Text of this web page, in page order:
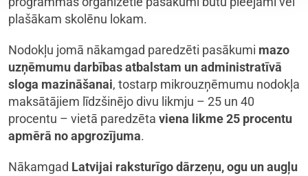
plašākam skolēnu lokam.
Nodokļu jomā nākamgad paredzēti pasākumi mazo
uzņēmumu darbības atbalstam un administratīvā
sloga mazināšanai, tostarp mikrouzņēmumu nodokļa
maksātājiem līdzšinējo divu likmju – 25 un 40
procentu – vietā paredzēta viena likme 25 procentu
apmērā no apgrozījuma.
Nākamgad Latvijai raksturīgo dārzeņu, ogu un augļu